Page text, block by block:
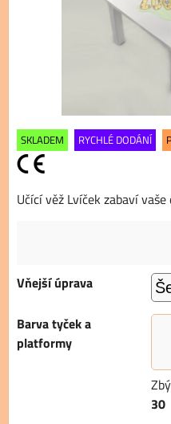
SKLADEM RYCHLÉ DODÁNÍ
Učící věž Lvíček zabaví
Vňejší úprava
Barva tyček a
platformy
30